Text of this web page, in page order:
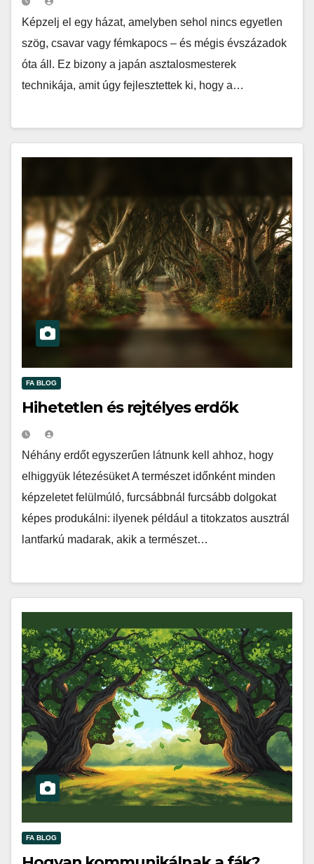
Képzelj el egy házat, amelyben sehol nincs egyetlen
szög, csavar vagy fémkapocs – és mégis évszázadok
óta áll. Ez bizony a japán asztalosmesterek
technikája, amit úgy fejlesztettek ki, hogy a…
FA BLOG
Hihetetlen és rejtélyes erdők
Néhány erdőt egyszerűen látnunk kell ahhoz, hogy
elhiggyük létezésüket A természet időnként minden
képzeletet felülmúló, furcsábbnál furcsább dolgokat
képes produkálni: ilyenek például a titokzatos ausztrál
lantfarkú madarak, akik a természet…
FA BLOG